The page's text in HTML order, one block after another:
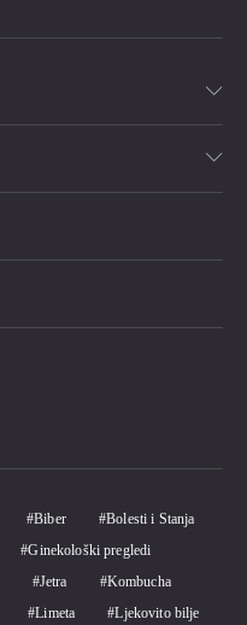
Biber
Bolesti i Stanja
Ginekološki pregledi
Jetra
Kombucha
Limeta
Ljekovito bilje